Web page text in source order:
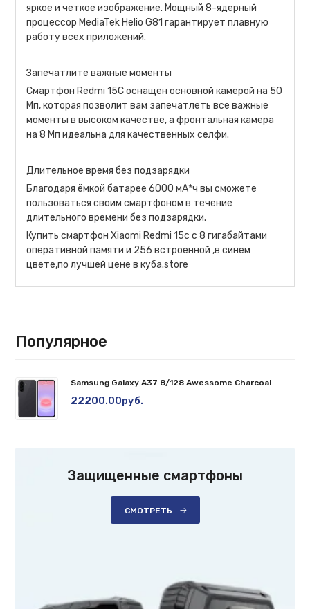
яркое и четкое изображение. Мощный 8-ядерный
процессор MediaTek Helio G81 гарантирует плавную
работу всех приложений.
Запечатлите важные моменты
Смартфон Redmi 15C оснащен основной камерой на 50
Мп, которая позволит вам запечатлеть все важные
моменты в высоком качестве, а фронтальная камера
на 8 Мп идеальна для качественных селфи.
Длительное время без подзарядки
Благодаря ёмкой батарее 6000 мА*ч вы сможете
пользоваться своим смартфоном в течение
длительного времени без подзарядки.
Купить смартфон Xiaomi Redmi 15c с 8 гигабайтами
оперативной памяти и 256 встроенной ,в синем
цвете,по лучшей цене в куба.store
Популярное
Samsung Galaxy A37 8/128 Awessome Charcoal
22200.00руб.
Защищенные смартфоны
СМОТРЕТЬ